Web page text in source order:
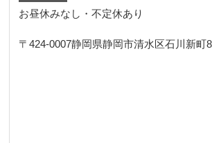
お昼休みなし・不定休あり
〒424-0007静岡県静岡市清水区石川新町